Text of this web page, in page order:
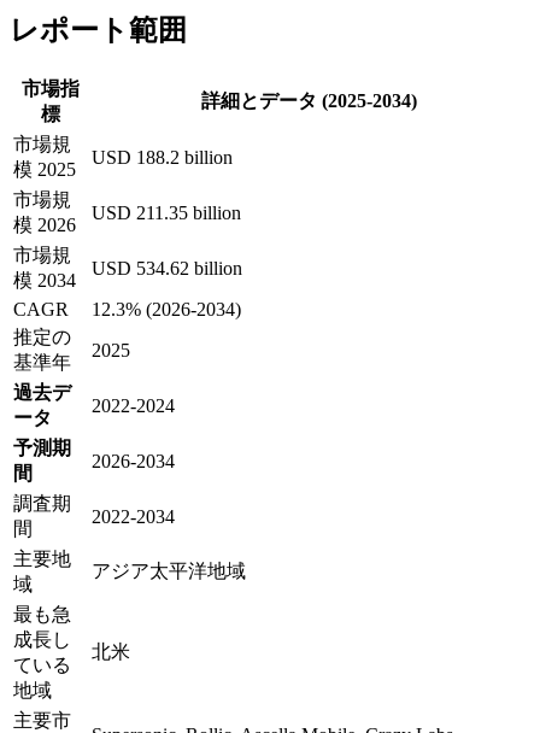
レポート範囲
市場指
標
詳細とデータ (2025-2034)
市場規
模 2025
USD 188.2 billion
市場規
模 2026
USD 211.35 billion
市場規
模 2034
USD 534.62 billion
CAGR
12.3% (2026-2034)
推定の
基準年
2025
過去デ
ータ
2022-2024
予測期
間
2026-2034
調査期
間
2022-2034
主要地
域
アジア太平洋地域
最も急
成長し
ている
地域
北米
主要市